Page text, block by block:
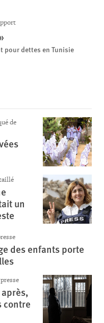
pour dettes en Tunisie
de
un
des enfants porte
contre